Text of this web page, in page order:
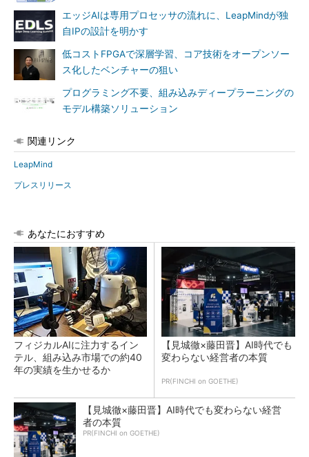
エッジAIは専用プロセッサの流れに、LeapMindが独
自IPの設計を明かす
低コストFPGAで深層学習、コア技術をオープンソー
ス化したベンチャーの狙い
プログラミング不要、組み込みディープラーニングの
モデル構築ソリューション
関連リンク
LeapMind
プレスリリース
あなたにおすすめ
フィジカルAIに注力するイン
テル、組み込み市場での約40
年の実績を生かせるか
【見城徹×藤田晋】AI時代でも
変わらない経営者の本質
PR(FINCHI on GOETHE)
【見城徹×藤田晋】AI時代でも変わらない経営
者の本質
PR(FINCHI on GOETHE)